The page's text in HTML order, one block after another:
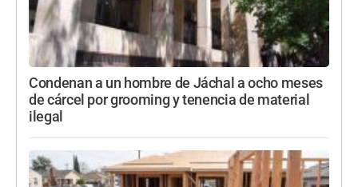
Condenan a un hombre de Jáchal a ocho meses
de cárcel por grooming y tenencia de material
ilegal